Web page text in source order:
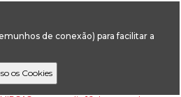
de conexão) para facilitar a